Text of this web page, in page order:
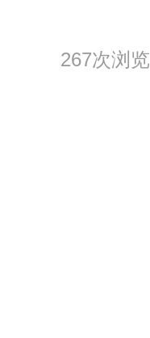
267次浏览